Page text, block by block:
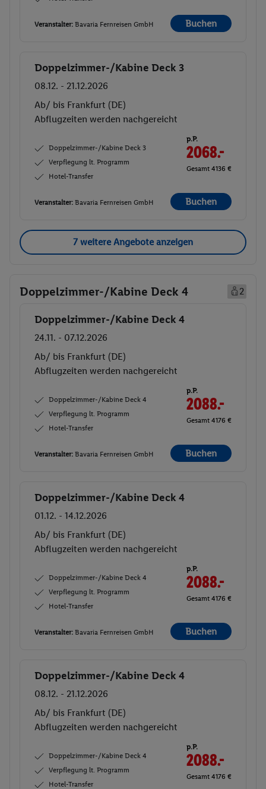
Veranstalter: Bavaria Fernreisen GmbH Buchen
Buchen
Doppelzimmer-/Kabine Deck 3
08.12. - 21.12.2026
Ab/ bis Frankfurt (DE)
Abflugzeiten werden nachgereicht
Doppelzimmer-/Kabine Deck 3
Verpflegung lt. Programm
Hotel-Transfer
p.P.
2068.-
Gesamt 4136 €
Veranstalter: Bavaria Fernreisen GmbH Buchen
7 weitere Angebote anzeigen
Doppelzimmer-/Kabine Deck 4 2
Buchen
Doppelzimmer-/Kabine Deck 4
24.11. - 07.12.2026
Ab/ bis Frankfurt (DE)
Abflugzeiten werden nachgereicht
Doppelzimmer-/Kabine Deck 4
Verpflegung lt. Programm
Hotel-Transfer
p.P.
2088.-
Gesamt 4176 €
Veranstalter: Bavaria Fernreisen GmbH Buchen
Buchen
Doppelzimmer-/Kabine Deck 4
01.12. - 14.12.2026
Ab/ bis Frankfurt (DE)
Abflugzeiten werden nachgereicht
Doppelzimmer-/Kabine Deck 4
Verpflegung lt. Programm
Hotel-Transfer
p.P.
2088.-
Gesamt 4176 €
Veranstalter: Bavaria Fernreisen GmbH Buchen
Buchen
Doppelzimmer-/Kabine Deck 4
08.12. - 21.12.2026
Ab/ bis Frankfurt (DE)
Abflugzeiten werden nachgereicht
Doppelzimmer-/Kabine Deck 4
Verpflegung lt. Programm
Hotel-Transfer
p.P.
2088.-
Gesamt 4176 €